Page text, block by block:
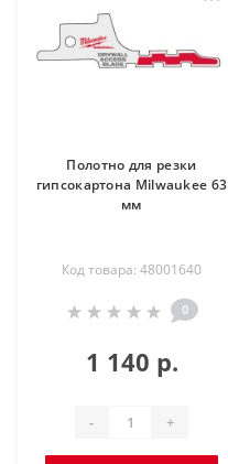
Полотно для резки
гипсокартона Milwaukee 63
мм
Код товара: 48001640
0
1 140 р.
- +